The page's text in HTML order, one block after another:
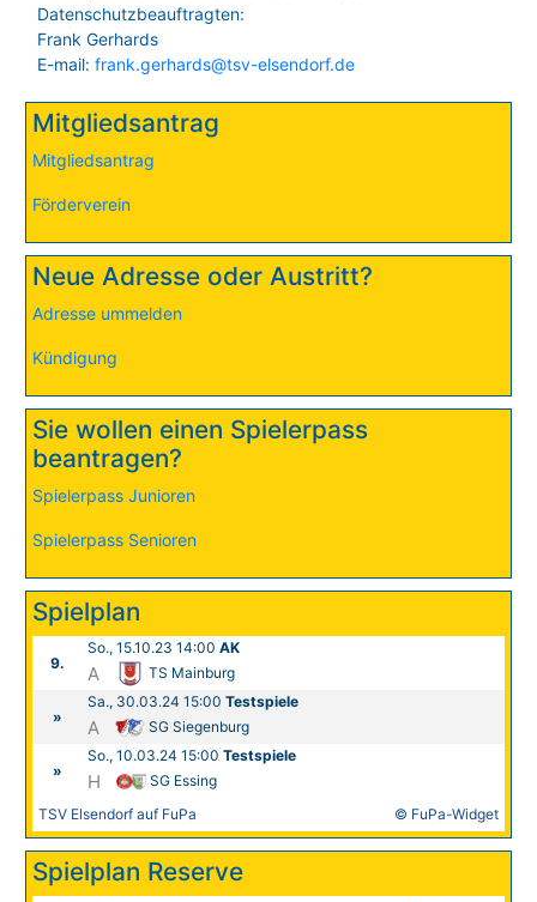
Datenschutzbeauftragten:
Frank Gerhards
E-mail: frank.gerhards@tsv-elsendorf.de
Mitgliedsantrag
Mitgliedsantrag
Förderverein
Neue Adresse oder Austritt?
Adresse ummelden
Kündigung
Sie wollen einen Spielerpass
beantragen?
Spielerpass Junioren
Spielerpass Senioren
Spielplan
9.
So., 15.10.23 14:00 AK
A TS Mainburg
»
Sa., 30.03.24 15:00 Testspiele
A SG Siegenburg
»
So., 10.03.24 15:00 Testspiele
H
SG Essing
TSV Elsendorf auf FuPa
© FuPa-Widget
Spielplan Reserve